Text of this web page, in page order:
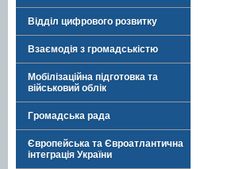
Відділ цифрового розвитку
Взаємодія з громадськістю
Мобілізаційна підготовка та
військовий облік
Громадська рада
Європейська та Євроатлантична
інтеграція України